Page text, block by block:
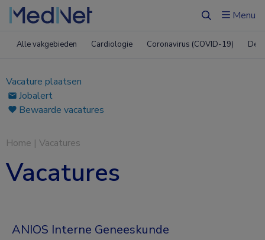
ZoekenMenu
Alle vakgebieden Cardiologie Coronavirus (COVID-19)
Vacature plaatsen
Jobalert
Bewaarde vacatures
Home | Vacatures
Vacatures
ANIOS Interne Geneeskunde